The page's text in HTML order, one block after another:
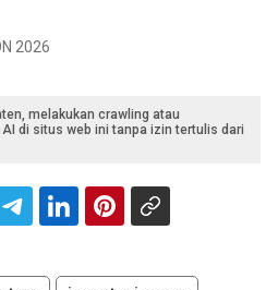
2026
melakukan crawling atau
di situs web ini tanpa izin tertulis dari